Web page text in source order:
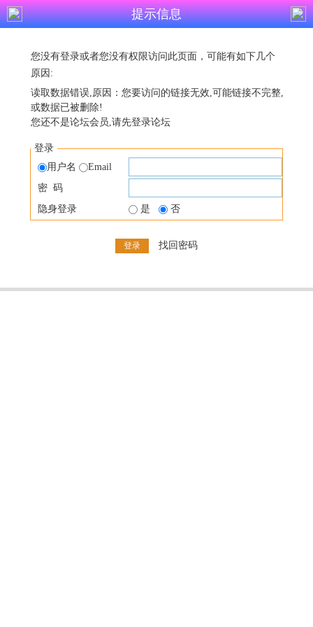
提示信息
您没有登录或者您没有权限访问此页面，可能有如下几个
原因:
读取数据错误,原因：您要访问的链接无效,可能链接不完整,
或数据已被删除!
您还不是论坛会员,请先登录论坛
登录
用户名
Email
密 码
隐身登录
是 否
找回密码